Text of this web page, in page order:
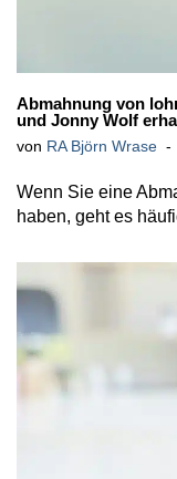
Abmahnung von
und Jonny Wolf
von RA Björn Wrase
Wenn Sie eine
haben, geht es